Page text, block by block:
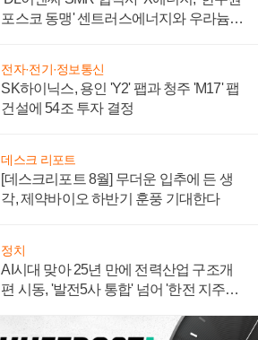
포스코 동맹' 센트러스에너지와 우라늄
전자·전기·정보통신
SK하이닉스, 용인 'Y2' 팹과 청주 'M17' 팹
건설에 54조 투자 결정
데스크 리포트
[데스크리포트 8월] 무더운 입추에 든 생
각, 제약바이오 하반기 훈풍 기대한다
정치
AI시대 맞아 25년 만에 전력산업 구조개
편 시동, '발전5사 통합' 넘어 '한전 지주사'